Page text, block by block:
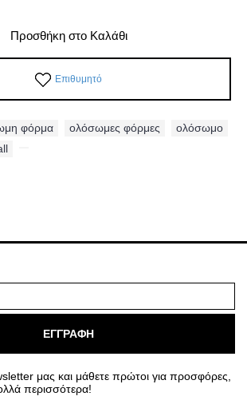
Προσθήκη στο Καλάθι
Επιθυμητό
φόρμα ολόσωμες φόρμες ολόσωμο
ΕΓΓΡΑΦΗ
μας και μάθετε πρώτοι για προσφόρες,
περισσότερα!